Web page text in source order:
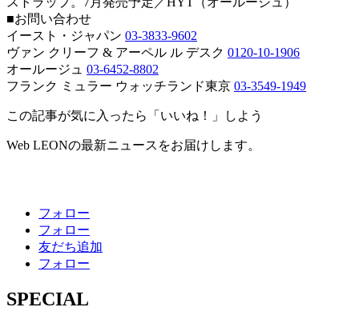
■お問い合わせ
イースト・ジャパン 03-3833-9602
ヴァン クリーフ & アーペル ル デスク 0120-10-1906
オールージュ 03-6452-8802
フランク ミュラー ウォッチランド東京 03-3549-1949
この記事が気に入ったら「いいね！」しよう
Web LEONの最新ニュースをお届けします。
フォロー
フォロー
友だち追加
フォロー
SPECIAL